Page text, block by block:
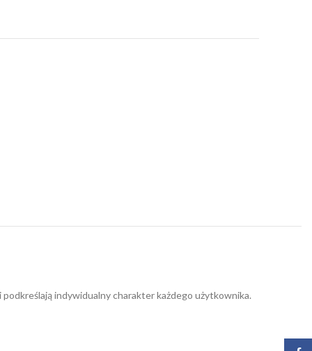
indywidualny charakter każdego użytkownika.